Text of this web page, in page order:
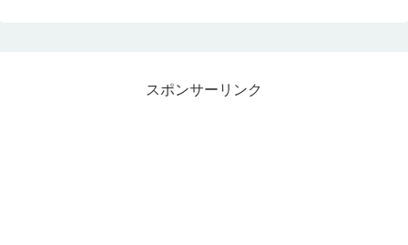
スポンサーリンク